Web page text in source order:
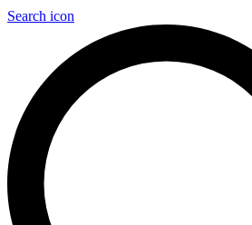
Search icon